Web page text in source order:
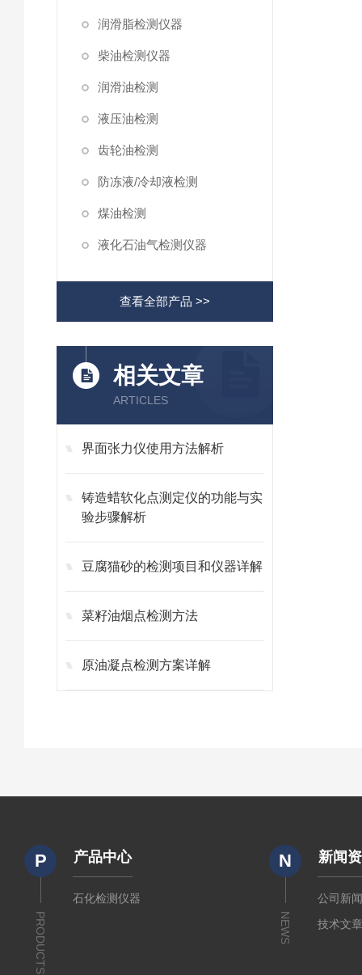
润滑脂检测仪器
柴油检测仪器
润滑油检测
液压油检测
齿轮油检测
防冻液/冷却液检测
煤油检测
液化石油气检测仪器
查看全部产品 >>
相关文章
ARTICLES
界面张力仪使用方法解析
铸造蜡软化点测定仪的功能与实
验步骤解析
豆腐猫砂的检测项目和仪器详解
菜籽油烟点检测方法
原油凝点检测方案详解
P
PRODUCTS
产品中心
石化检测仪器
N
NEWS
新闻
公司新
技术文